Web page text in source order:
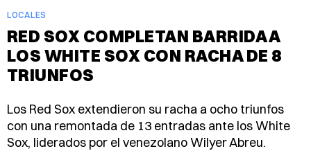
LOCALES
RED SOX COMPLETAN BARRIDA A
LOS WHITE SOX CON RACHA DE 8
TRIUNFOS
Los Red Sox extendieron su racha a ocho triunfos
con una remontada de 13 entradas ante los White
Sox, liderados por el venezolano Wilyer Abreu.